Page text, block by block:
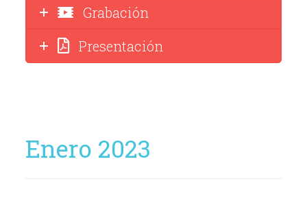
Grabación
Presentación
Enero 2023